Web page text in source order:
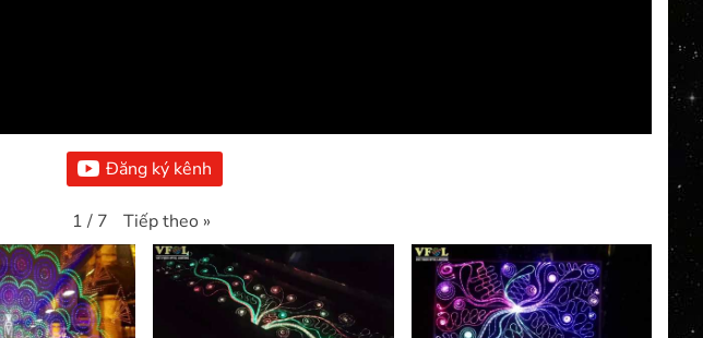
Đăng ký kênh
1 / 7 Tiếp theo »